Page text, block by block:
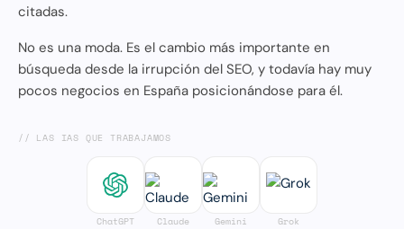
citadas.
No es una moda. Es el cambio más importante en
búsqueda desde la irrupción del SEO, y todavía hay muy
pocos negocios en España posicionándose para él.
// LAS IAS QUE TRABAJAMOS
ChatGPT Claude Gemini Grok